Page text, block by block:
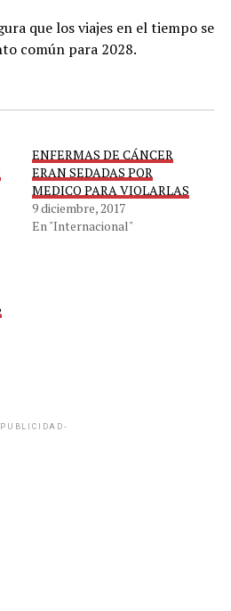
que los viajes en el tiempo se
común para 2028.
ENFERMAS DE CÁNCER
ERAN SEDADAS POR
MEDICO PARA VIOLARLAS
9 diciembre, 2017
En "Internacional"